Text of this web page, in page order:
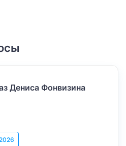
Дениса Фонвизина